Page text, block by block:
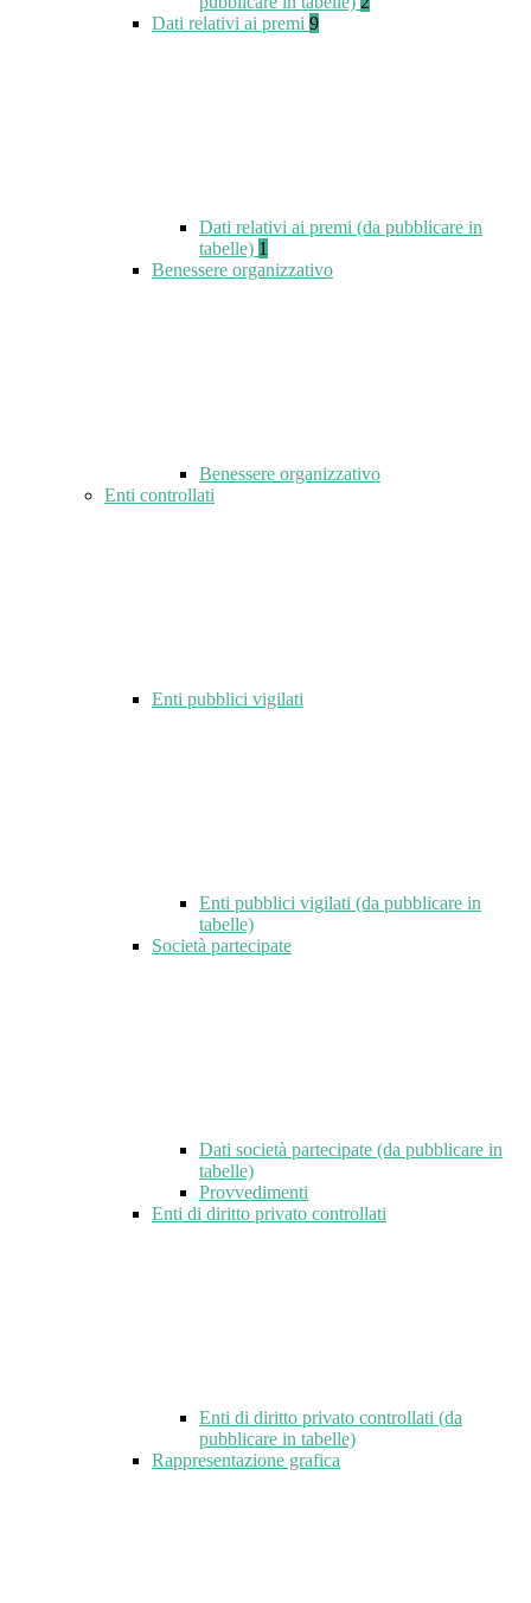
Dati relativi ai premi 9
Dati relativi ai premi (da pubblicare in
tabelle) 1
Benessere organizzativo
Benessere organizzativo
Enti controllati
Enti pubblici vigilati
Enti pubblici vigilati (da pubblicare in
tabelle)
Società partecipate
Dati società partecipate (da pubblicare in
tabelle)
Provvedimenti
Enti di diritto privato controllati
Enti di diritto privato controllati (da
pubblicare in tabelle)
Rappresentazione grafica